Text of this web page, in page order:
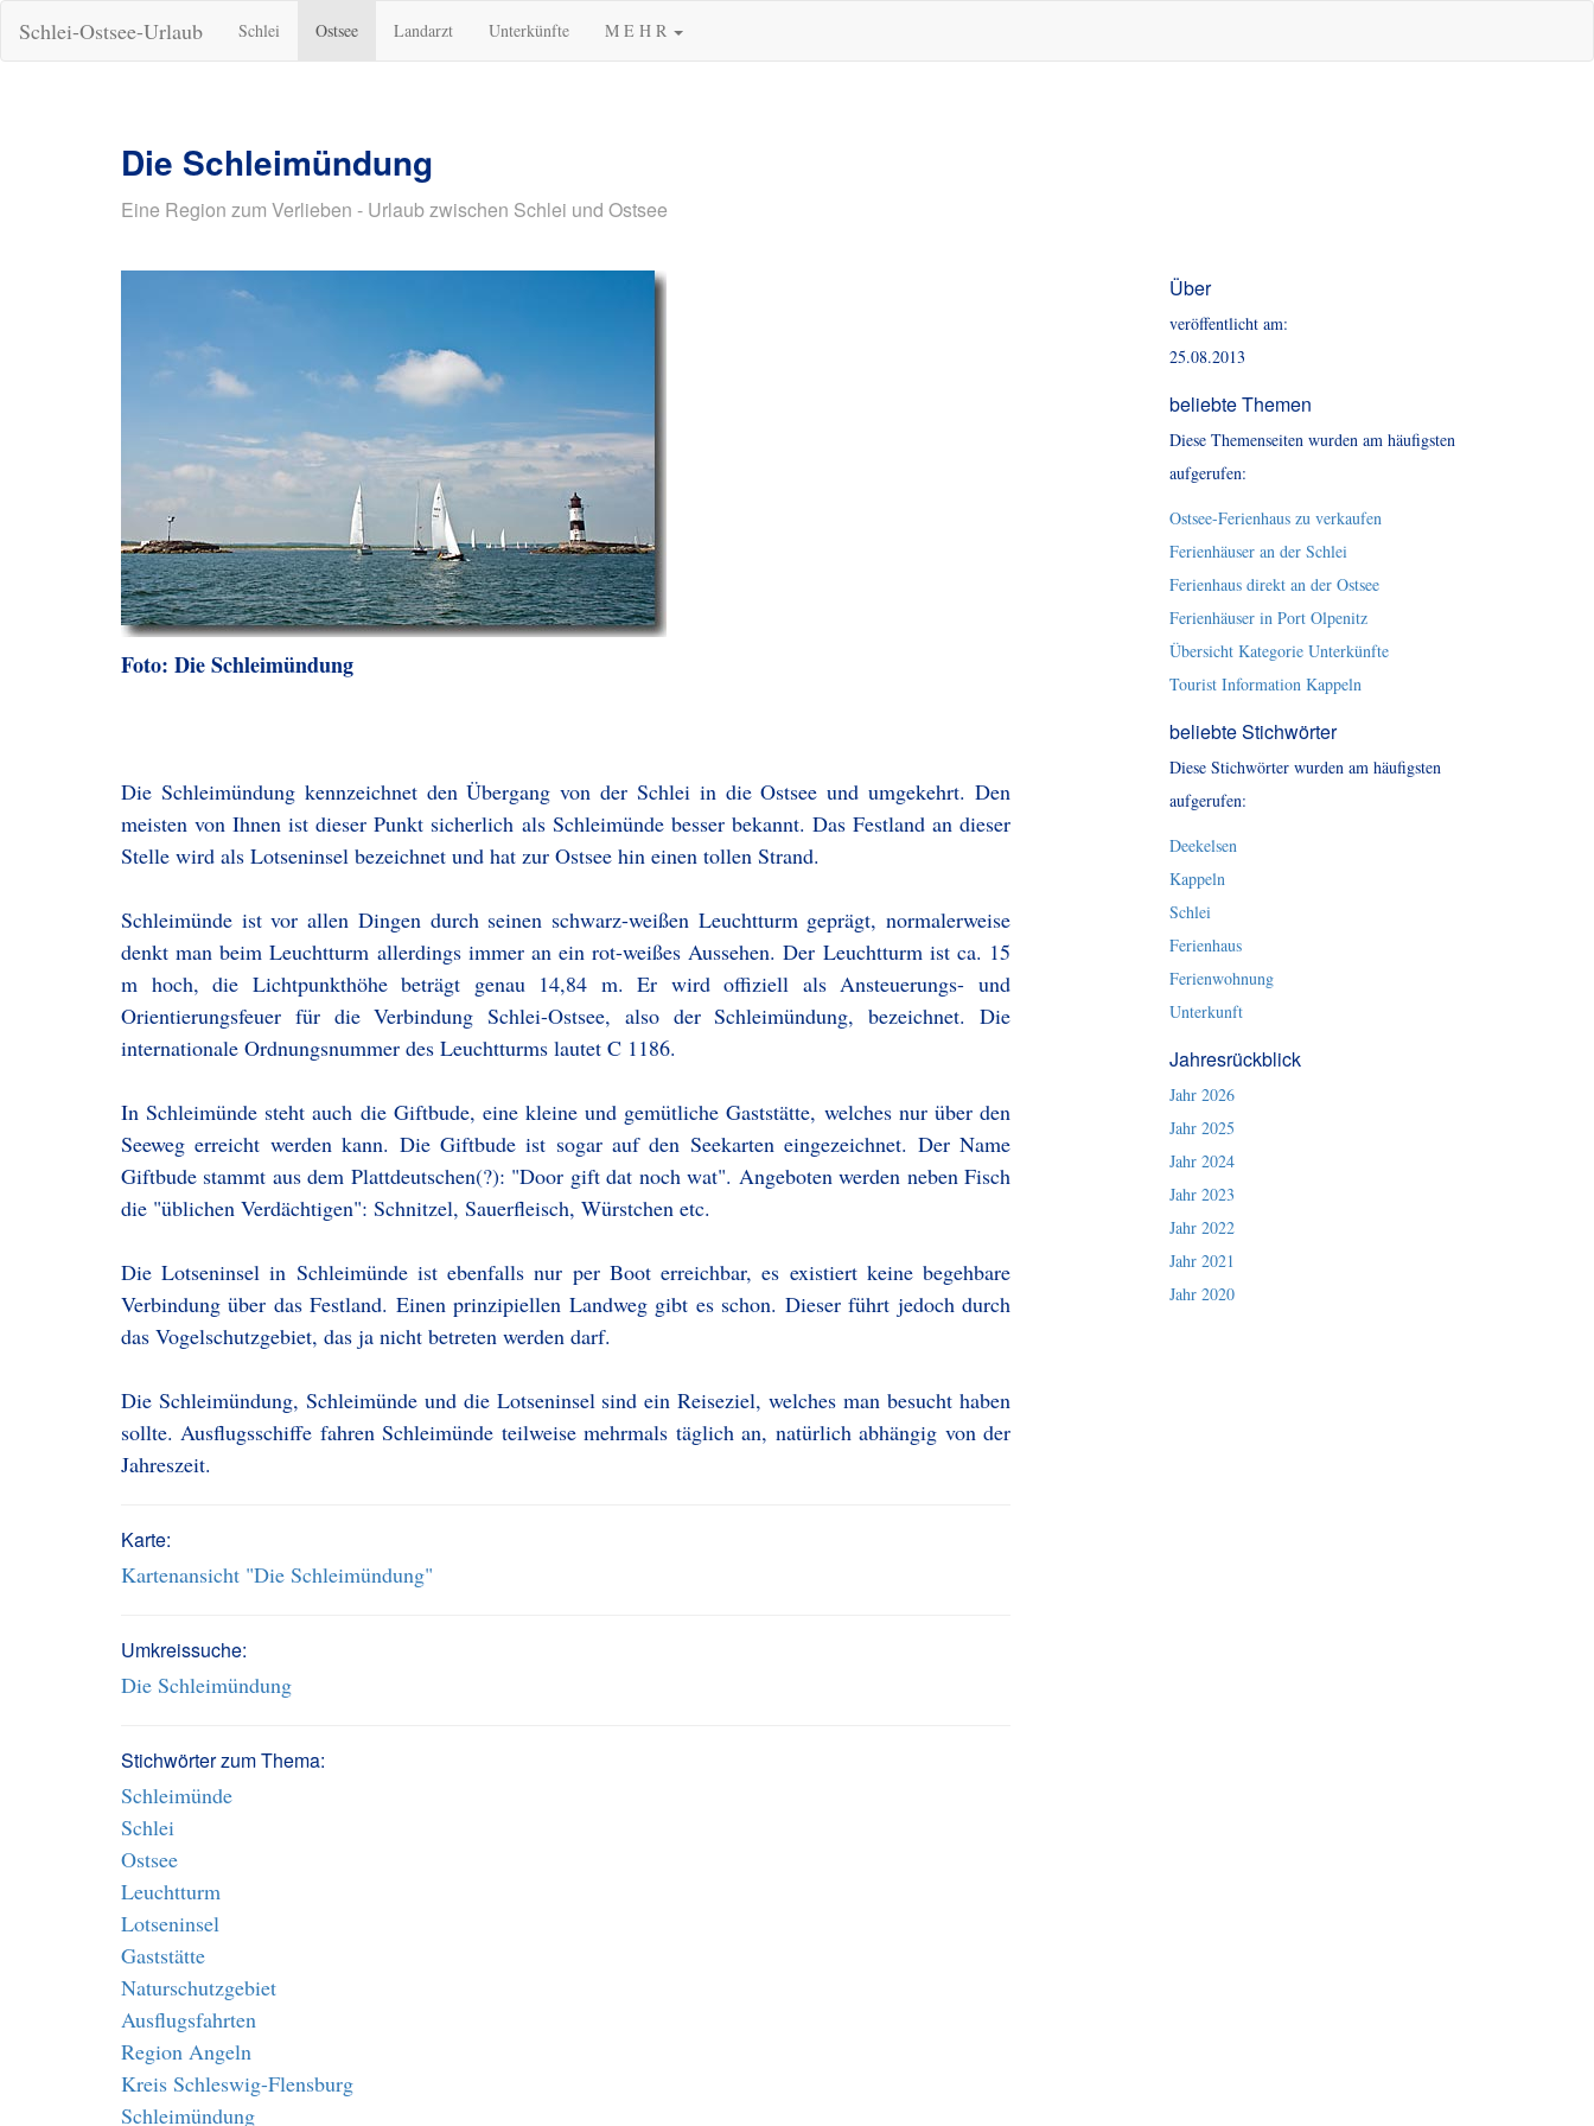
Schlei-Ostsee-Urlaub Schlei Ostsee Landarzt Unterkünfte M E H R
Die Schleimündung
Eine Region zum Verlieben - Urlaub zwischen Schlei und Ostsee
Foto: Die Schleimündung
Die Schleimündung kennzeichnet den Übergang von der Schlei in die Ostsee und umgekehrt. Den
meisten von Ihnen ist dieser Punkt sicherlich als Schleimünde besser bekannt. Das Festland an dieser
Stelle wird als Lotseninsel bezeichnet und hat zur Ostsee hin einen tollen Strand.
Schleimünde ist vor allen Dingen durch seinen schwarz-weißen Leuchtturm geprägt, normalerweise
denkt man beim Leuchtturm allerdings immer an ein rot-weißes Aussehen. Der Leuchtturm ist ca. 15
m hoch, die Lichtpunkthöhe beträgt genau 14,84 m. Er wird offiziell als Ansteuerungs- und
Orientierungsfeuer für die Verbindung Schlei-Ostsee, also der Schleimündung, bezeichnet. Die
internationale Ordnungsnummer des Leuchtturms lautet C 1186.
In Schleimünde steht auch die Giftbude, eine kleine und gemütliche Gaststätte, welches nur über den
Seeweg erreicht werden kann. Die Giftbude ist sogar auf den Seekarten eingezeichnet. Der Name
Giftbude stammt aus dem Plattdeutschen(?): "Door gift dat noch wat". Angeboten werden neben Fisch
die "üblichen Verdächtigen": Schnitzel, Sauerfleisch, Würstchen etc.
Die Lotseninsel in Schleimünde ist ebenfalls nur per Boot erreichbar, es existiert keine begehbare
Verbindung über das Festland. Einen prinzipiellen Landweg gibt es schon. Dieser führt jedoch durch
das Vogelschutzgebiet, das ja nicht betreten werden darf.
Die Schleimündung, Schleimünde und die Lotseninsel sind ein Reiseziel, welches man besucht haben
sollte. Ausflugsschiffe fahren Schleimünde teilweise mehrmals täglich an, natürlich abhängig von der
Jahreszeit.
Karte:
Kartenansicht "Die Schleimündung"
Umkreissuche:
Die Schleimündung
Stichwörter zum Thema:
Schleimünde
Schlei
Ostsee
Leuchtturm
Lotseninsel
Gaststätte
Naturschutzgebiet
Ausflugsfahrten
Region Angeln
Kreis Schleswig-Flensburg
Schleimündung
Über
veröffentlicht am:
25.08.2013
beliebte Themen
Diese Themenseiten wurden am häufigsten
aufgerufen:
Ostsee-Ferienhaus zu verkaufen
Ferienhäuser an der Schlei
Ferienhaus direkt an der Ostsee
Ferienhäuser in Port Olpenitz
Übersicht Kategorie Unterkünfte
Tourist Information Kappeln
beliebte Stichwörter
Diese Stichwörter wurden am häufigsten
aufgerufen:
Deekelsen
Kappeln
Schlei
Ferienhaus
Ferienwohnung
Unterkunft
Jahresrückblick
Jahr 2026
Jahr 2025
Jahr 2024
Jahr 2023
Jahr 2022
Jahr 2021
Jahr 2020